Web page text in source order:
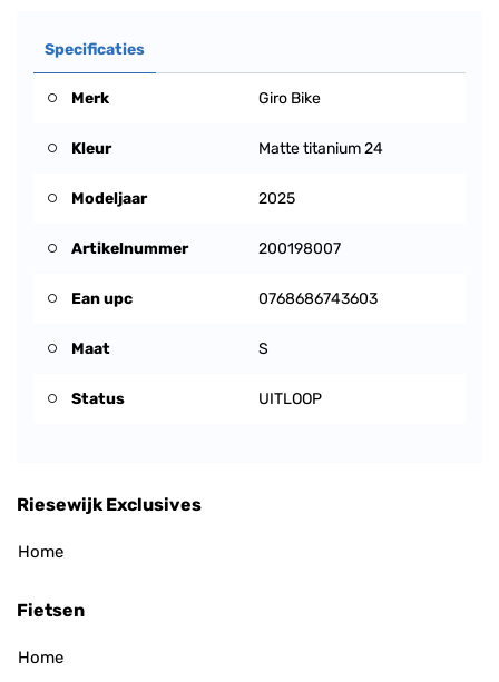
Specificaties
Merk Giro Bike
Kleur Matte titanium 24
Modeljaar 2025
Artikelnummer 200198007
Ean upc 0768686743603
Maat S
Status UITLOOP
Riesewijk Exclusives
Home
Fietsen
Home